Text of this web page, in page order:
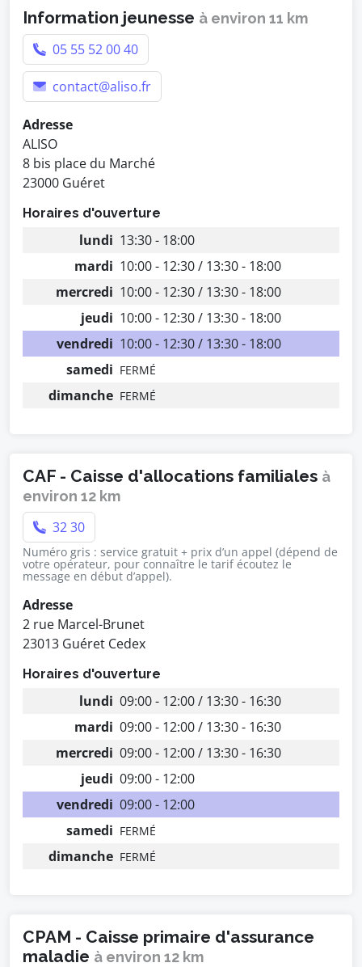
Information jeunesse à environ 11 km
05 55 52 00 40
contact@aliso.fr
Adresse
ALISO
8 bis place du Marché
23000 Guéret
Horaires d'ouverture
lundi 13:30 - 18:00
mardi 10:00 - 12:30 / 13:30 - 18:00
mercredi 10:00 - 12:30 / 13:30 - 18:00
jeudi 10:00 - 12:30 / 13:30 - 18:00
vendredi 10:00 - 12:30 / 13:30 - 18:00
samedi FERMÉ
dimanche FERMÉ
CAF - Caisse d'allocations familiales à
environ 12 km
32 30
Numéro gris : service gratuit + prix d’un appel (dépend de
votre opérateur, pour connaître le tarif écoutez le
message en début d’appel).
Adresse
2 rue Marcel-Brunet
23013 Guéret Cedex
Horaires d'ouverture
lundi 09:00 - 12:00 / 13:30 - 16:30
mardi 09:00 - 12:00 / 13:30 - 16:30
mercredi 09:00 - 12:00 / 13:30 - 16:30
jeudi 09:00 - 12:00
vendredi 09:00 - 12:00
samedi FERMÉ
dimanche FERMÉ
CPAM - Caisse primaire d'assurance
maladie à environ 12 km